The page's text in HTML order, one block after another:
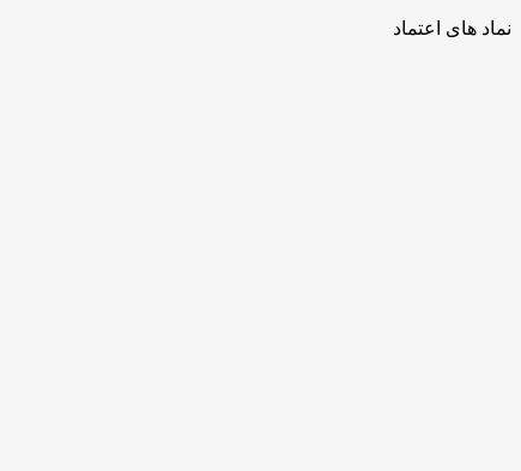
نماد های اعتماد